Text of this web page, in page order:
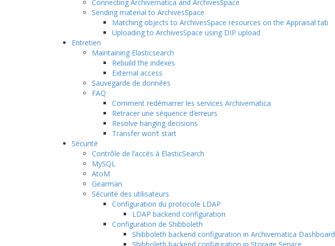
Connecting Archivematica and ArchivesSpace
Sending material to ArchivesSpace
Matching objects to ArchivesSpace resources on the Appraisal tab
Uploading to ArchivesSpace using DIP upload
Entretien
Maintaining Elasticsearch
Rebuild the indexes
External access
Sauvegarde de données
FAQ
Comment redémarrer les services Archivematica
Retracer une séquence d’erreurs
Resolve hanging decisions
Transfer won’t start
Sécurité
Contrôle de l’accès à ElasticSearch
MySQL
AtoM
Gearman
Sécurité des utilisateurs
Configuration du protocole LDAP
LDAP backend configuration
Configuration de Shibboleth
Shibboleth backend configuration in Archivematica Dashboard